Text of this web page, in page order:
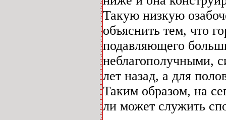
Такую низкую
объяснить тем, что
подавляющего
неблагополучными,
лет назад, а для
Таким образом, на
ли может служить